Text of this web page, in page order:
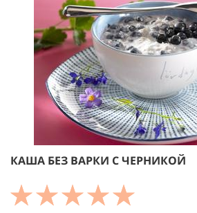
КАША БЕЗ ВАРКИ С ЧЕРНИКОЙ